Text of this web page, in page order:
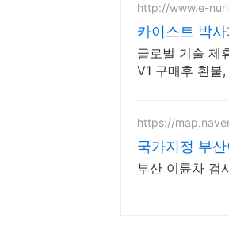
http://www.e-
카이스트 박
글로벌 기술 제
V1 구매후 환불
https://
국가지정 부
부산 이륜차 검